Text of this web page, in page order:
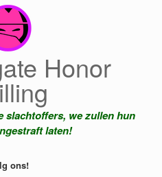
Honor
slachtoffers, we zullen hun
laten!
ons!